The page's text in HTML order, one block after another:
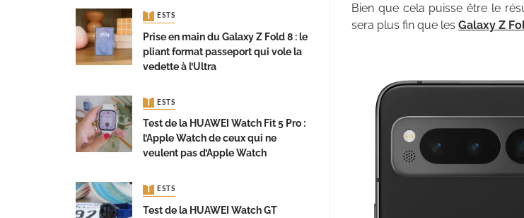
Bien que cela puisse être le
sera plus fin que les Galaxy Z
TESTS
Prise en main du Galaxy Z Fold 8 : le
pliant format passeport qui vole la
vedette à l’Ultra
TESTS
Test de la HUAWEI Watch Fit 5 Pro :
l’Apple Watch de ceux qui ne
veulent pas d’Apple Watch
TESTS
Test de la HUAWEI Watch GT